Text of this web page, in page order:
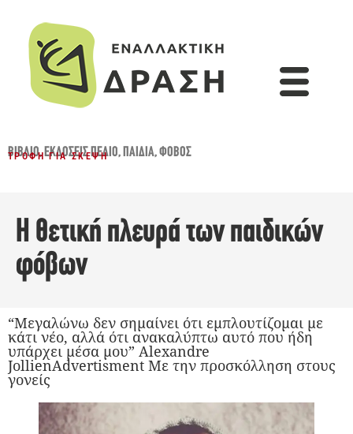
ΒΙΒΛΊΟ,ΕΚΔΌΣΕΙΣ ΠΕΔΊΟ,ΠΑΙΔΙΆ,ΦΌΒΟΣ
ΤΡΟΦΉ ΓΙΑ ΣΚΈΨΗ
Η θετική πλευρά των παιδικών
φόβων
“Μεγαλώνω δεν σημαίνει ότι εμπλουτίζομαι με
κάτι νέο, αλλά ότι ανακαλύπτω αυτό που ήδη
υπάρχει μέσα μου” Alexandre
JollienAdvertisment Με την προσκόλληση στους
γονείς